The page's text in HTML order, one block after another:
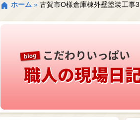
ホーム » 古賀市O様倉庫棟外壁塗装工事3